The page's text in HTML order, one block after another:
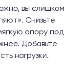
вы слишком
Снизьте
опору под
Добавьте
нагрузки.